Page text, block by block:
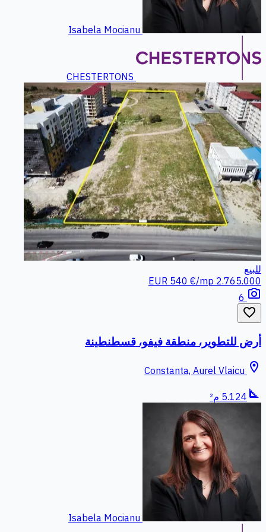
Isabela Mocianu
CHESTERTONS
للبيع
2.765.000 EUR
540 €/mp
photo_camera
favorite_border
أرض للتطوير، منطقة فيفو، قسطنطينة
location_on
square_foot 5.124 م²
Isabela Mocianu